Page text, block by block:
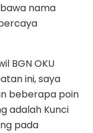
nama
BGN OKU
ini, saya
beberapa poin
adalah Kunci
pada